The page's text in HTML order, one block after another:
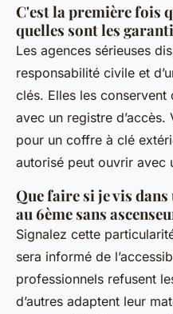
C'est la première fois
quelles sont les
Les agences sérieuses
responsabilité civile et
clés. Elles les
avec un registre
pour un coffre à clé
autorisé peut ouvrir avec
Que faire si je vis
au 6ème sans
Signalez cette
sera informé de
professionnels refusent
d’autres adaptent leur